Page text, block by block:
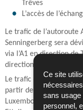
Ce site
sans usage
personnel,
Trêves
L’accès de
Le trafic de l’autoroute
Senningerberg sera
via l’A1 en direction de
direction de
Le trafic de la N1 en
partir de l’échangeur
Luxembourg, la